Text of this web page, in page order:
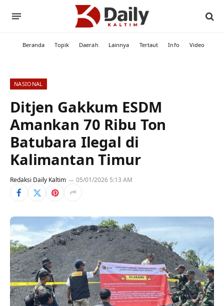
Beranda Topik Daerah Lainnya Tertaut Info Video
NASIONAL
Ditjen Gakkum ESDM
Amankan 70 Ribu Ton
Batubara Ilegal di
Kalimantan Timur
Redaksi Daily Kaltim 05/01/2026 5:13 AM